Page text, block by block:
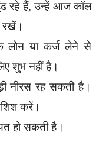
रहे हैं, उन्हें आज कॉल
रखें।
लोन या कर्ज लेने से
शुभ नहीं है।
नीरस रह सकती है।
करें।
हो सकती है।